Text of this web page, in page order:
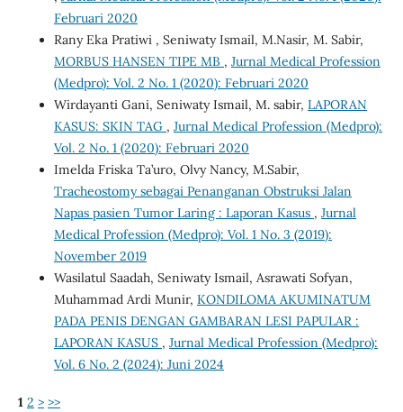
Februari 2020
Rany Eka Pratiwi , Seniwaty Ismail, M.Nasir, M. Sabir,
MORBUS HANSEN TIPE MB , Jurnal Medical Profession
(Medpro): Vol. 2 No. 1 (2020): Februari 2020
Wirdayanti Gani, Seniwaty Ismail, M. sabir, LAPORAN
KASUS: SKIN TAG , Jurnal Medical Profession (Medpro):
Vol. 2 No. 1 (2020): Februari 2020
Imelda Friska Ta’uro, Olvy Nancy, M.Sabir,
Tracheostomy sebagai Penanganan Obstruksi Jalan
Napas pasien Tumor Laring : Laporan Kasus , Jurnal
Medical Profession (Medpro): Vol. 1 No. 3 (2019):
November 2019
Wasilatul Saadah, Seniwaty Ismail, Asrawati Sofyan,
Muhammad Ardi Munir, KONDILOMA AKUMINATUM
PADA PENIS DENGAN GAMBARAN LESI PAPULAR :
LAPORAN KASUS , Jurnal Medical Profession (Medpro):
Vol. 6 No. 2 (2024): Juni 2024
1 2 > >>